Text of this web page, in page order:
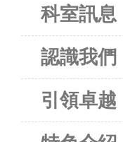
科室訊息
認識我們
引領卓越